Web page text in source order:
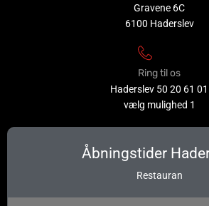
Gravene 6C
6100 Haderslev
Ring til os
Haderslev 50 20 61 01
vælg mulighed 1
Åbningstider
Restauran